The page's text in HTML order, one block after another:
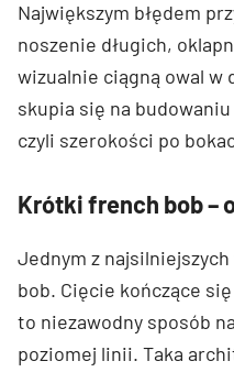
Największym błędem
noszenie długich,
wizualnie ciągną owal w
skupia się na
czyli szerokości po
Krótki french bob –
Jednym z
bob. Cięcie kończące
to niezawodny sposób
poziomej linii. Taka